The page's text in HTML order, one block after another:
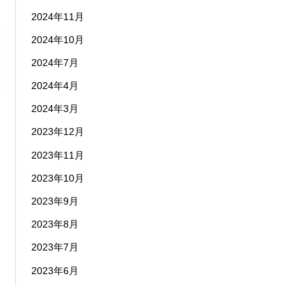
2024年11月
2024年10月
2024年7月
2024年4月
2024年3月
2023年12月
2023年11月
2023年10月
2023年9月
2023年8月
2023年7月
2023年6月